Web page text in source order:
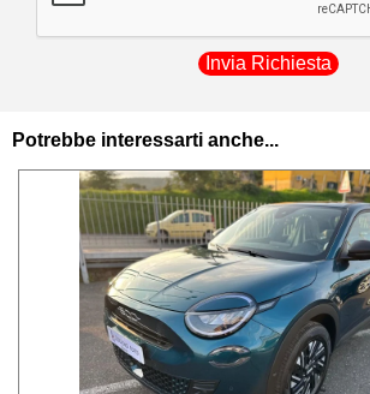
utilizzati per la consegna dei
in modo da poter procedere al
presso il proprio indirizzo.
procedure per l'esecuzione
relative comunicazioni a
potranno essere esibiti
della autorità giudiziaria per
controlli. Privacy Ai sensi
D.Lgs. 196/2003 Degidio Auto
Titolare del trattamento dei
fornire chiarimenti in relazione
modalità di trattamento dei
clienti e/o consumatori, ai
Potrebbe interessarti anche...